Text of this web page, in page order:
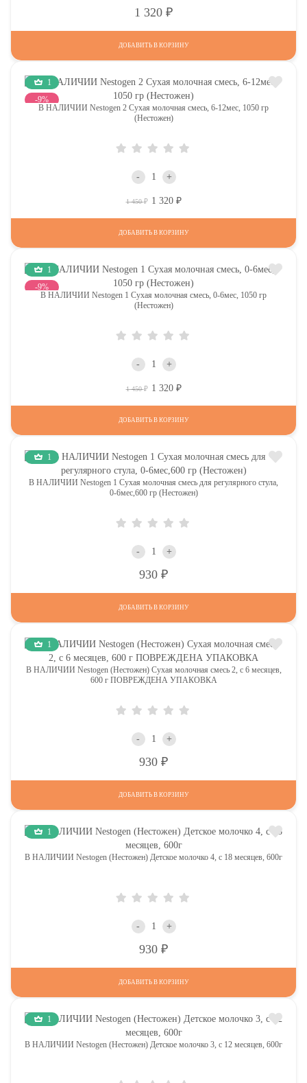
1 320
ДОБАВИТЬ В КОРЗИНУ
1
-9%
В НАЛИЧИИ Nestogen 2 Сухая молочная смесь, 6-12мес, 1050 гр
(Нестожен)
- +
1 450Р 1 320 Р
ДОБАВИТЬ В КОРЗИНУ
1
-9%
В НАЛИЧИИ Nestogen 1 Сухая молочная смесь, 0-6мес, 1050 гр
(Нестожен)
- +
1 450Р 1 320 Р
ДОБАВИТЬ В КОРЗИНУ
1
В НАЛИЧИИ Nestogen 1 Сухая молочная смесь для регулярного стула,
0-6мес,600 гр (Нестожен)
- +
930
ДОБАВИТЬ В КОРЗИНУ
1
В НАЛИЧИИ Nestogen (Нестожен) Сухая молочная смесь 2, c 6 месяцев,
600 г ПОВРЕЖДЕНА УПАКОВКА
- +
930
ДОБАВИТЬ В КОРЗИНУ
1
В НАЛИЧИИ Nestogen (Нестожен) Детское молочко 4, c 18 месяцев, 600г
- +
930
ДОБАВИТЬ В КОРЗИНУ
1
В НАЛИЧИИ Nestogen (Нестожен) Детское молочко 3, c 12 месяцев, 600г